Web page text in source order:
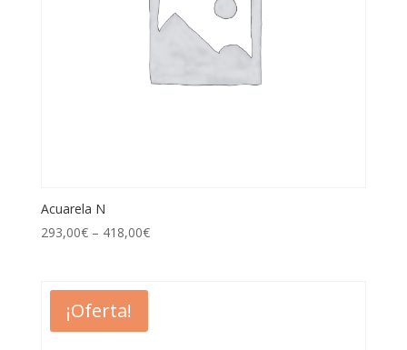
Acuarela N
293,00€– 418,00€
¡Oferta!